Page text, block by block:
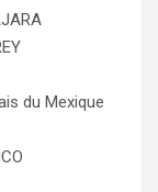
du Mexique